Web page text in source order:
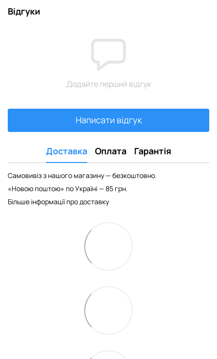
Відгуки
Додайте перший відгук
Написати відгук
Доставка Оплата Гарантія
Самовивіз з нашого магазину — безкоштовно.
«Новою поштою» по Україні — 85 грн.
Більше інформації про доставку